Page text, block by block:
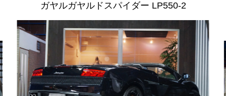
ガヤルガヤルドスパイダー LP550-2